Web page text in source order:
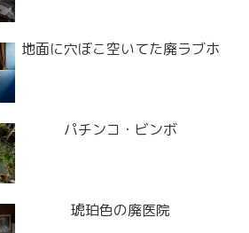
地面に穴ぼこ空いてた廃ラブホ
パチンコ・ビンボ
琥珀色の廃医院